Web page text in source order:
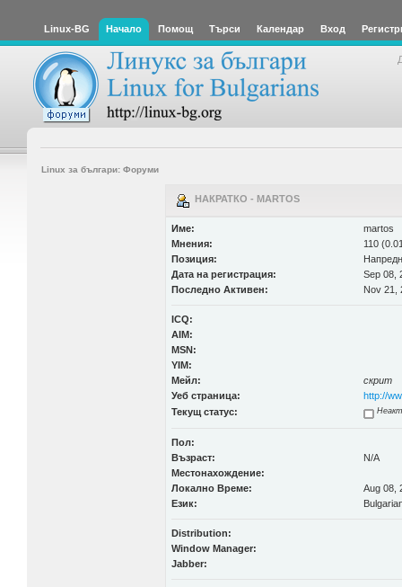
Linux-BG Начало Помощ Търси Календар Вход
Linux за българи: Форуми
НАКРАТКО - MARTOS
Име:
martos
Мнения:
110
Позиция:
Дата на регистрация:
Sep 08,
Последно Активен:
Nov 21,
ICQ:
AIM:
MSN:
YIM:
Мейл:
скрит
Уеб страница:
http://
Текущ статус:
Пол:
Възраст:
N/A
Местонахождение:
Локално Време:
Aug 08,
Език:
Distribution:
Window Manager:
Jabber: